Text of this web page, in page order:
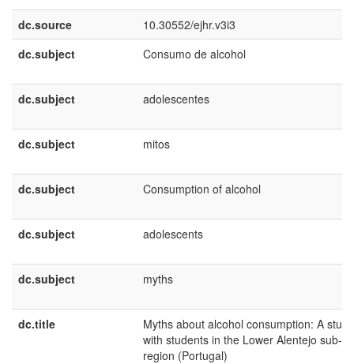
dc.source
10.30552/ejhr.v3i3
dc.subject
Consumo de alcohol
dc.subject adolescentes
dc.subject mitos
dc.subject Consumption of alcohol
dc.subject adolescents
dc.subject myths
dc.title
Myths about alcohol consumption: A study
with students in the Lower Alentejo sub-
region (Portugal)